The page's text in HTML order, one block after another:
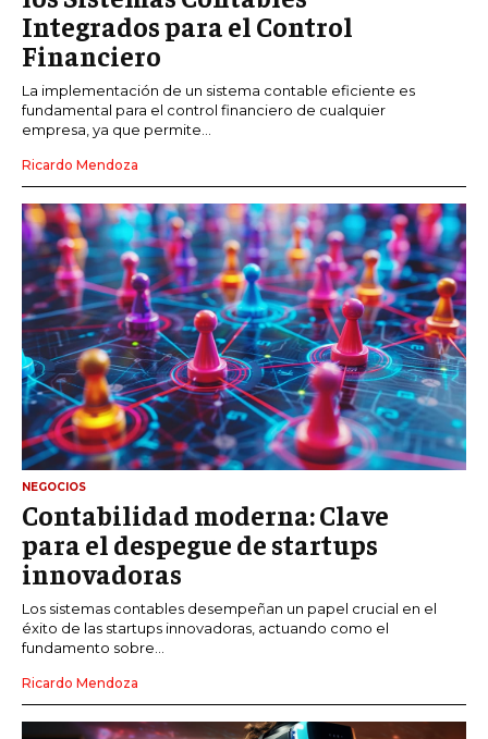
Integrados para el Control
Financiero
La implementación de un sistema contable eficiente es
fundamental para el control financiero de cualquier
empresa, ya que permite...
Ricardo Mendoza
NEGOCIOS
Contabilidad moderna: Clave
para el despegue de startups
innovadoras
Los sistemas contables desempeñan un papel crucial en el
éxito de las startups innovadoras, actuando como el
fundamento sobre...
Ricardo Mendoza